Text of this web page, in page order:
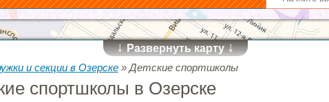
↓Развернуть карту↓
и секции в Озерске» Детские спортшколы
спортшколы в Озерске